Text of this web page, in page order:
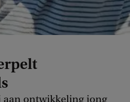
aan ontwikkeling jong